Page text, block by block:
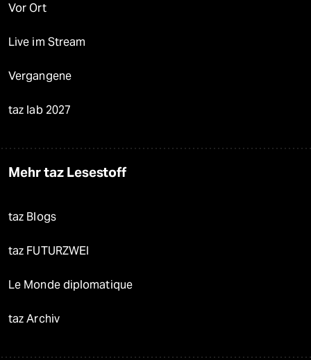
Vor Ort
Live im Stream
Vergangene
taz lab 2027
Mehr taz Lesestoff
taz Blogs
taz FUTURZWEI
Le Monde diplomatique
taz Archiv